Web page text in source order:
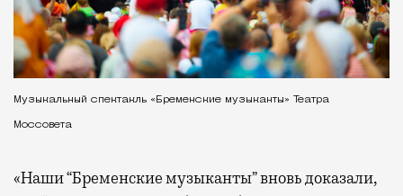
Музыкальный спектакль «Бременские музыканты» Театра
Моссовета
«Наши “Бременские музыканты” вновь доказали,